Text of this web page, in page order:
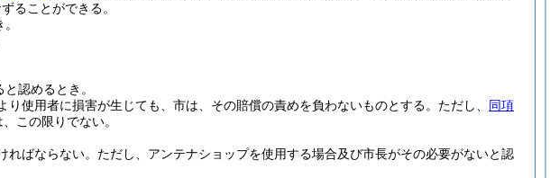
ることができる。
認めるとき。
使用者に損害が生じても、市は、その賠償の責めを負わないものとする。 ただし、 同項
この限りでない。
ばならない。 ただし、アンテナショップを使用する場合及び市長がその必要がないと認